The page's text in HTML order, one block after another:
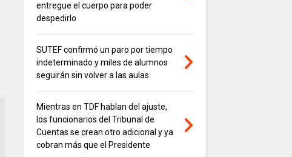
entregue el cuerpo para poder
despedirlo
SUTEF confirmó un paro por tiempo
indeterminado y miles de alumnos
seguirán sin volver a las aulas
Mientras en TDF hablan del ajuste,
los funcionarios del Tribunal de
Cuentas se crean otro adicional y ya
cobran más que el Presidente